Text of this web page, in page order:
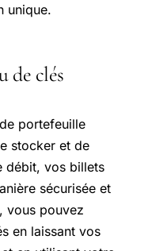
unique.
de clés
portefeuille
stocker et de
débit, vos billets
sécurisée et
vous pouvez
en laissant vos